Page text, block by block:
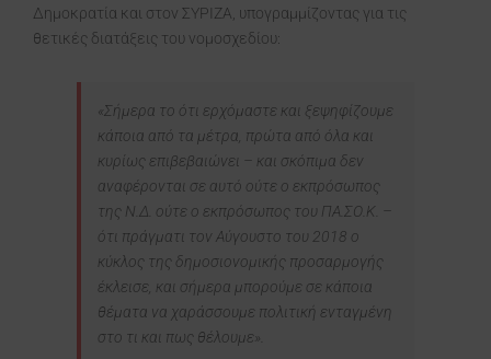
Δημοκρατία και στον ΣΥΡΙΖΑ, υπογραμμίζοντας για τις
θετικές διατάξεις του νομοσχεδίου:
«Σήμερα το ότι ερχόμαστε και ξεψηφίζουμε
κάποια από τα μέτρα, πρώτα από όλα και
κυρίως επιβεβαιώνει – και σκόπιμα δεν
αναφέρονται σε αυτό ούτε ο εκπρόσωπος
της Ν.Δ. ούτε ο εκπρόσωπος του ΠΑ.ΣΟ.Κ. –
ότι πράγματι τον Αύγουστο του 2018 ο
κύκλος της δημοσιονομικής προσαρμογής
έκλεισε, και σήμερα μπορούμε σε κάποια
θέματα να χαράσσουμε πολιτική ενταγμένη
στο τι και πως θέλουμε».